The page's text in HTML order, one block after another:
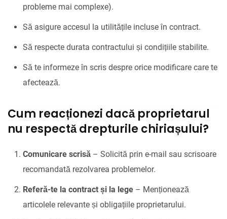
probleme mai complexe).
Să asigure accesul la utilitățile incluse în contract.
Să respecte durata contractului și condițiile stabilite.
Să te informeze în scris despre orice modificare care te
afectează.
Cum reacționezi dacă proprietarul
nu respectă drepturile chiriașului?
Comunicare scrisă – Solicită prin e-mail sau scrisoare
recomandată rezolvarea problemelor.
Referă-te la contract și la lege – Menționează
articolele relevante și obligațiile proprietarului.